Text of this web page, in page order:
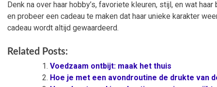
Denk na over haar hobby’s, favoriete kleuren, stijl, en wat
en probeer een cadeau te maken dat haar unieke karakter
cadeau wordt altijd gewaardeerd.
Related Posts:
Voedzaam ontbijt: maak het thuis
Hoe je met een avondroutine de drukte van